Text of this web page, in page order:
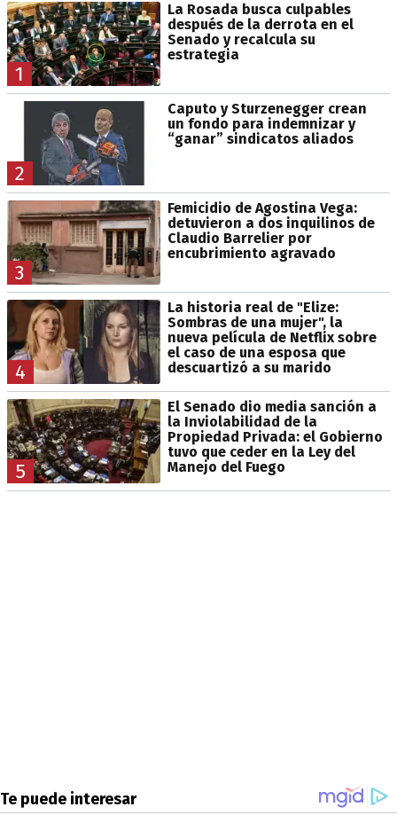
1
La Rosada busca culpables
después de la derrota en el
Senado y recalcula su
estrategia
2
Caputo y Sturzenegger crean
un fondo para indemnizar y
“ganar” sindicatos aliados
3
Femicidio de Agostina Vega:
detuvieron a dos inquilinos de
Claudio Barrelier por
encubrimiento agravado
4
La historia real de "Elize:
Sombras de una mujer", la
nueva película de Netflix sobre
el caso de una esposa que
descuartizó a su marido
5
El Senado dio media sanción a
la Inviolabilidad de la
Propiedad Privada: el Gobierno
tuvo que ceder en la Ley del
Manejo del Fuego